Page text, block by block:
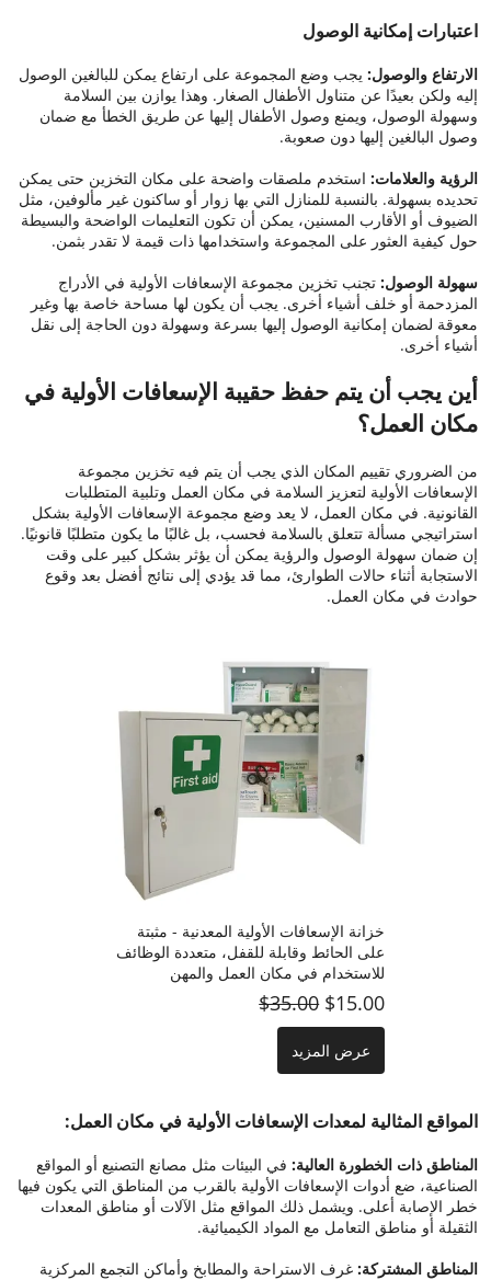
اعتبارات إمكانية الوصول
الارتفاع والوصول: يجب وضع المجموعة على ارتفاع يمكن للبالغين الوصول
إليه ولكن بعيدًا عن متناول الأطفال الصغار. وهذا يوازن بين السلامة
وسهولة الوصول، ويمنع وصول الأطفال إليها عن طريق الخطأ مع ضمان
وصول البالغين إليها دون صعوبة.
الرؤية والعلامات: استخدم ملصقات واضحة على مكان التخزين حتى يمكن
تحديده بسهولة. بالنسبة للمنازل التي بها زوار أو ساكنون غير مألوفين، مثل
الضيوف أو الأقارب المسنين، يمكن أن تكون التعليمات الواضحة والبسيطة
حول كيفية العثور على المجموعة واستخدامها ذات قيمة لا تقدر بثمن.
سهولة الوصول: تجنب تخزين مجموعة الإسعافات الأولية في الأدراج
المزدحمة أو خلف أشياء أخرى. يجب أن يكون لها مساحة خاصة بها وغير
معوقة لضمان إمكانية الوصول إليها بسرعة وسهولة دون الحاجة إلى نقل
أشياء أخرى.
أين يجب أن يتم حفظ حقيبة الإسعافات الأولية في
مكان العمل؟
من الضروري تقييم المكان الذي يجب أن يتم فيه تخزين مجموعة
الإسعافات الأولية لتعزيز السلامة في مكان العمل وتلبية المتطلبات
القانونية. في مكان العمل، لا يعد وضع مجموعة الإسعافات الأولية بشكل
استراتيجي مسألة تتعلق بالسلامة فحسب، بل غالبًا ما يكون متطلبًا قانونيًا.
إن ضمان سهولة الوصول والرؤية يمكن أن يؤثر بشكل كبير على وقت
الاستجابة أثناء حالات الطوارئ، مما قد يؤدي إلى نتائج أفضل بعد وقوع
حوادث في مكان العمل.
خزانة الإسعافات الأولية المعدنية - مثبتة
على الحائط وقابلة للقفل، متعددة الوظائف
للاستخدام في مكان العمل والمهن
$15.00
$35.00
عرض المزيد
المواقع المثالية لمعدات الإسعافات الأولية في مكان العمل:
المناطق ذات الخطورة العالية: في البيئات مثل مصانع التصنيع أو المواقع
الصناعية، ضع أدوات الإسعافات الأولية بالقرب من المناطق التي يكون فيها
خطر الإصابة أعلى. ويشمل ذلك المواقع مثل الآلات أو مناطق المعدات
الثقيلة أو مناطق التعامل مع المواد الكيميائية.
المناطق المشتركة: غرف الاستراحة والمطابخ وأماكن التجمع المركزية